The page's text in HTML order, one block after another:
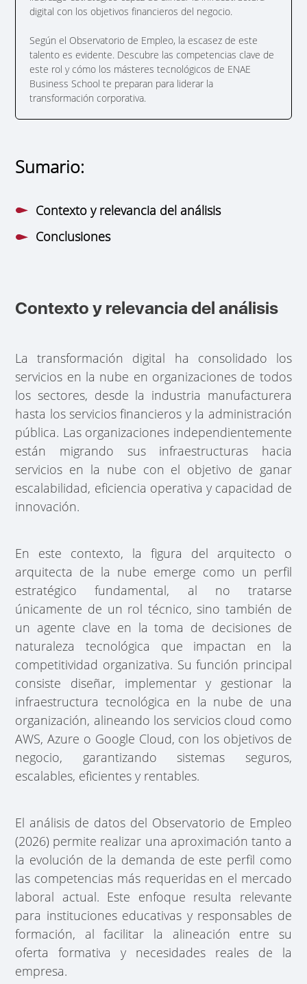
digital con los objetivos financieros del negocio.
Según el Observatorio de Empleo, la escasez de este
talento es evidente. Descubre las competencias clave de
este rol y cómo los másteres tecnológicos de ENAE
Business School te preparan para liderar la
transformación corporativa.
Sumario:
Contexto y relevancia del análisis
Conclusiones
Contexto y relevancia del análisis
La transformación digital ha consolidado los
servicios en la nube en organizaciones de todos
los sectores, desde la industria manufacturera
hasta los servicios financieros y la administración
pública. Las organizaciones independientemente
están migrando sus infraestructuras hacia
servicios en la nube con el objetivo de ganar
escalabilidad, eficiencia operativa y capacidad de
innovación.
En este contexto, la figura del arquitecto o
arquitecta de la nube emerge como un perfil
estratégico fundamental, al no tratarse
únicamente de un rol técnico, sino también de
un agente clave en la toma de decisiones de
naturaleza tecnológica que impactan en la
competitividad organizativa. Su función principal
consiste diseñar, implementar y gestionar la
infraestructura tecnológica en la nube de una
organización, alineando los servicios cloud como
AWS, Azure o Google Cloud, con los objetivos de
negocio, garantizando sistemas seguros,
escalables, eficientes y rentables.
El análisis de datos del Observatorio de Empleo
(2026) permite realizar una aproximación tanto a
la evolución de la demanda de este perfil como
las competencias más requeridas en el mercado
laboral actual. Este enfoque resulta relevante
para instituciones educativas y responsables de
formación, al facilitar la alineación entre su
oferta formativa y necesidades reales de la
empresa.